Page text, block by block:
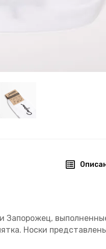
Запорожец,
Носки